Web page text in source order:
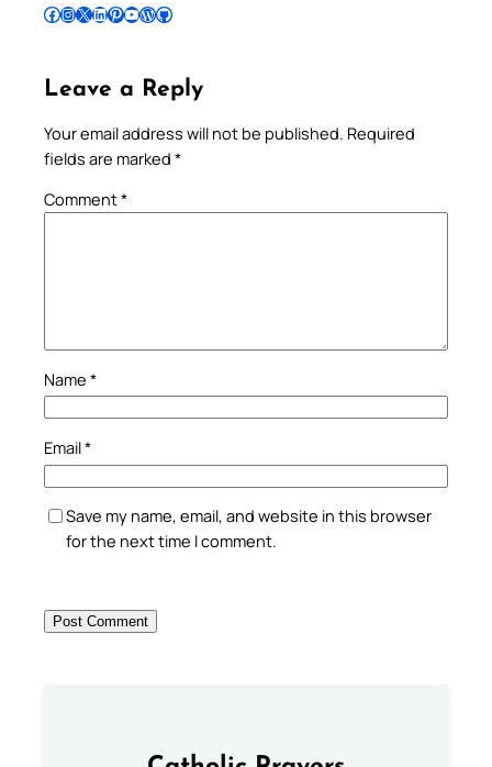
Follow Pradeep on Facebook Follow Pradeep on InstagramFollow Pradeep on X Follow Pradeep on LinkedIn Follow Pradeep on Pinterest Subscribe to Pradeep’s Youtube Channel Follow Pradeep on WordPress Follow Pradeep on GitHub
Leave a Reply
Your email address will not be published. Required
fields are marked *
Comment*
Name *
Email*
Save my name, email, and website in this browser
for the next time I comment.